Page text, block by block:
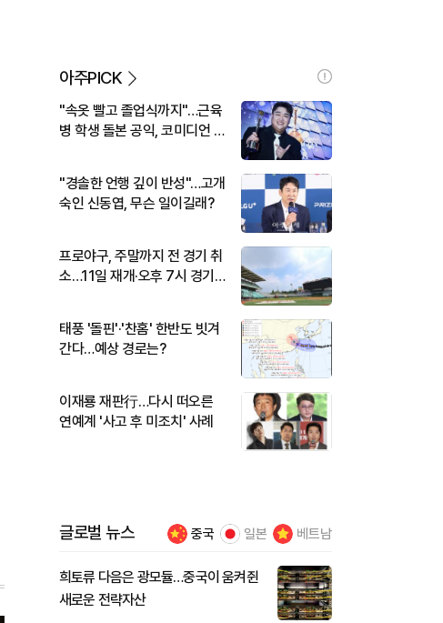
아주PICK
"속옷 빨고 졸업식까지"…근육
병 학생 돌본 공익, 코미디언 김
"경솔한 언행 깊이 반성"…고개
숙인 신동엽, 무슨 일이길래?
프로야구, 주말까지 전 경기 취
소…11일 재개·오후 7시 경기
태풍 '돌핀'·'찬홈' 한반도 빗겨
간다…예상 경로는?
이재룡 재판行…다시 떠오른
연예계 '사고 후 미조치' 사례
글로벌 뉴스 중국 일본 베트남
희토류 다음은 광모듈…중국이 움켜쥔
새로운 전략자산